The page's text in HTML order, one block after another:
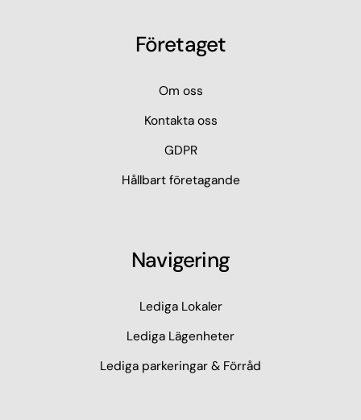
Företaget
Om oss
Kontakta oss
GDPR
Hållbart företagande
Navigering
Lediga Lokaler
Lediga Lägenheter
Lediga parkeringar & Förråd